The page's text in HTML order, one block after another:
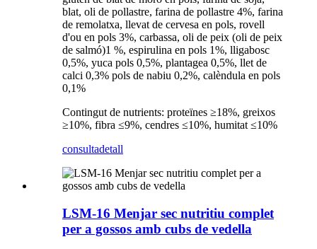
blat, oli de pollastre, farina de pollastre 4%, farina
de remolatxa, llevat de cervesa en pols, rovell
d'ou en pols 3%, carbassa, oli de peix (oli de peix
de salmó)1 %, espirulina en pols 1%, lligabosc
0,5%, yuca pols 0,5%, plantagea 0,5%, llet de
calci 0,3% pols de nabiu 0,2%, calèndula en pols
0,1%
Contingut de nutrients: proteïnes ≥18%, greixos
≥10%, fibra ≤9%, cendres ≤10%, humitat ≤10%
consultadetall
LSM-16 Menjar sec nutritiu complet
per a gossos amb cubs de vedella